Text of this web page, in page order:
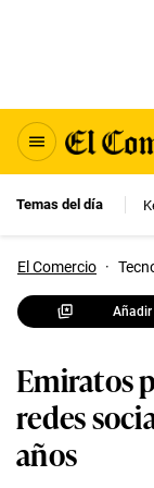
Temas del día
El Comercio ·
Añadir
Emiratos
redes
años